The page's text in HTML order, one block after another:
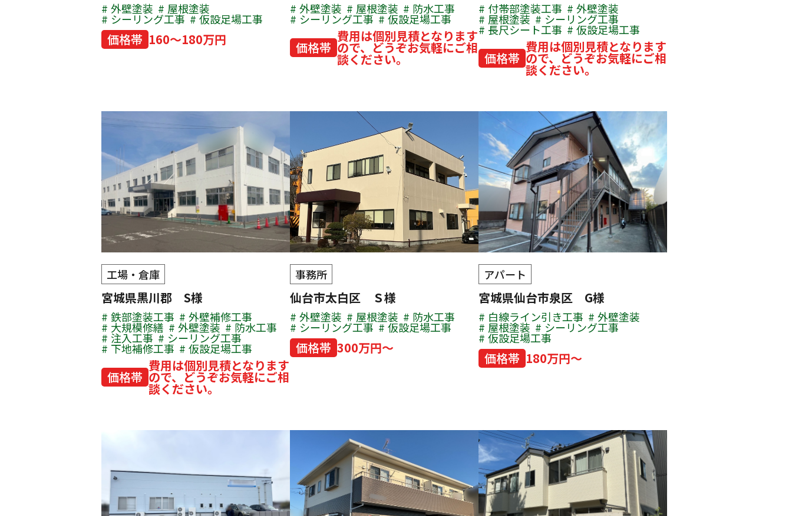
外壁塗装 屋根塗装
シーリング工事 仮設足場工事
価格帯 160～180万円
外壁塗装 屋根塗装 防水工事
シーリング工事 仮設足場工事
価格帯
費用は個別見積となります
ので、どうぞお気軽にご相
談ください。
付帯部塗装工事 外壁塗装
屋根塗装 シーリング工事
長尺シート工事 仮設足場工事
価格帯
費用は個別見積となります
ので、どうぞお気軽にご相
談ください。
工場・倉庫
宮城県黒川郡 S様
鉄部塗装工事 外壁補修工事
大規模修繕 外壁塗装 防水工事
注入工事 シーリング工事
下地補修工事 仮設足場工事
価格帯
費用は個別見積となります
ので、どうぞお気軽にご相
談ください。
事務所
仙台市太白区 Ｓ様
外壁塗装 屋根塗装 防水工事
シーリング工事 仮設足場工事
価格帯 300万円～
アパート
宮城県仙台市泉区 G様
白線ライン引き工事 外壁塗装
屋根塗装 シーリング工事
仮設足場工事
価格帯 180万円～